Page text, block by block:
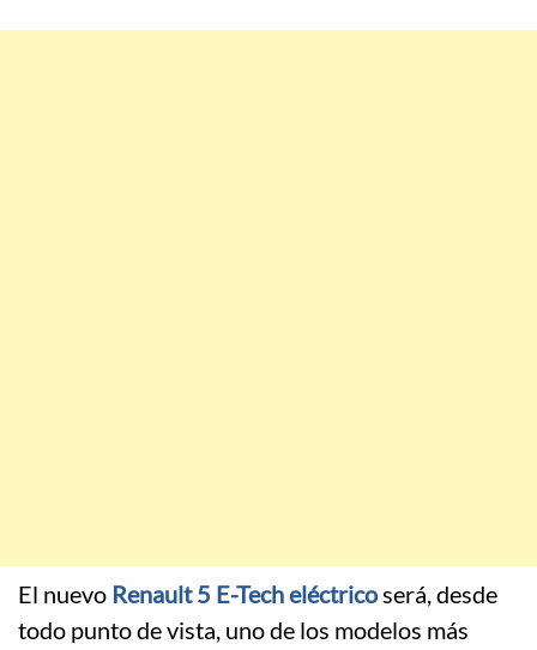
El nuevo Renault 5 E-Tech eléctricoserá, desde
todo punto de vista, uno de los modelos más